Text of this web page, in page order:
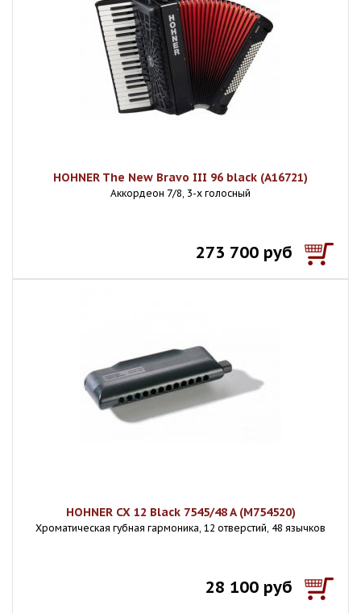
HOHNER The New Bravo III 96 black (A16721)
Аккордеон 7/8, 3-х голосный
273 700 руб
HOHNER CX 12 Black 7545/48 A (M754520)
Хроматическая губная гармоника, 12 отверстий, 48 язычков
28 100 руб